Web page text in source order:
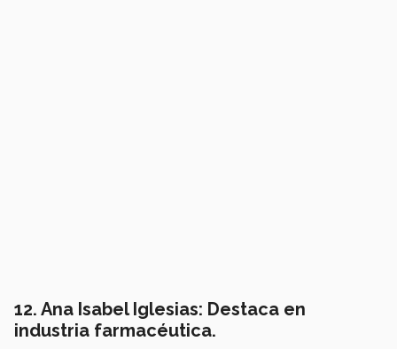
12. Ana Isabel Iglesias: Destaca en
industria farmacéutica.